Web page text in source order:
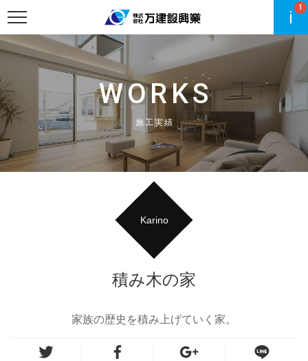
1
WORKS
施工実績
Karino
積み木の家
家族の歴史を積み上げていく家。